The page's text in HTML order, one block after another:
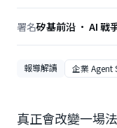
署名矽基前沿 · AI 戰
報導解讀 企業 Agent
真正會改變一場